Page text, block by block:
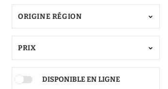
Moonshine Canadian
Calvados
Vermouth
Aquavite | Akvavit
ORIGINE RÉGION
PRIX
DISPONIBLE EN LIGNE